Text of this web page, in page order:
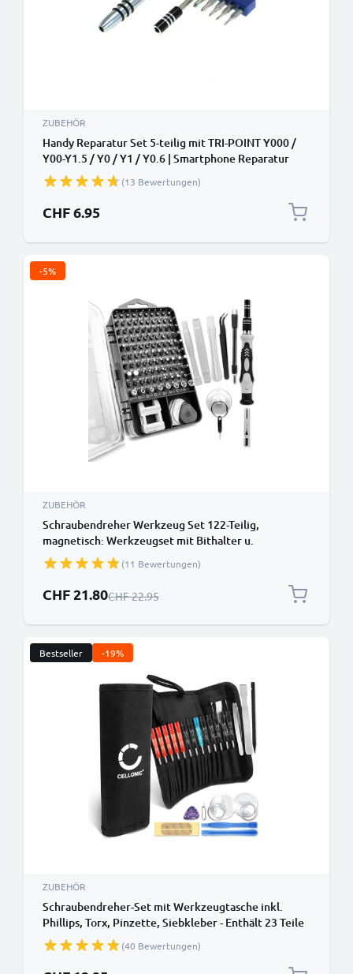
ZUBEHÖR
Handy Reparatur Set 5-teilig mit TRI-POINT Y000 /
Y00-Y1.5 / Y0 / Y1 / Y0.6 | Smartphone Reparatur
Werkzeug
(13 Bewertungen)
CHF 6.95
-5%
ZUBEHÖR
Schraubendreher Werkzeug Set 122-Teilig,
magnetisch: Werkzeugset mit Bithalter u.
Schraubenzieher Bit Satz: Torx Imbus Y Type uvm. -
Reparaturset f. Handy Akku Laptop Display
Feinwerkzeug, Tool Kit
(11 Bewertungen)
Sonderpreis
CHF 21.80Regulärer Preis
CHF 22.95
Bestseller -19%
ZUBEHÖR
Schraubendreher-Set mit Werkzeugtasche inkl.
Phillips, Torx, Pinzette, Siebkleber - Enthält 23 Teile
(40 Bewertungen)